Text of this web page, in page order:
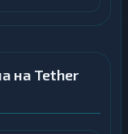
на Tether